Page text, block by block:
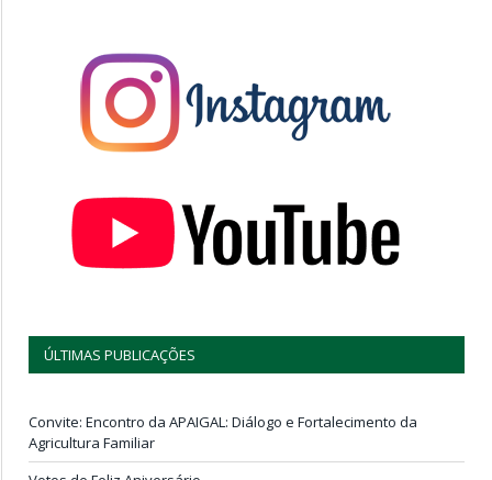
ÚLTIMAS PUBLICAÇÕES
Convite: Encontro da APAIGAL: Diálogo e Fortalecimento da
Agricultura Familiar